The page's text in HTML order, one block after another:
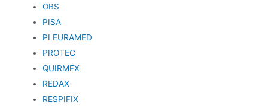
OBS
PISA
PLEURAMED
PROTEC
QUIRMEX
REDAX
RESPIFIX